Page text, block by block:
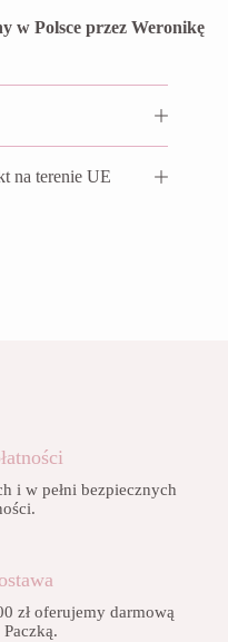
w Polsce przez Weronikę
na terenie UE
i w pełni bezpiecznych
zł oferujemy darmową